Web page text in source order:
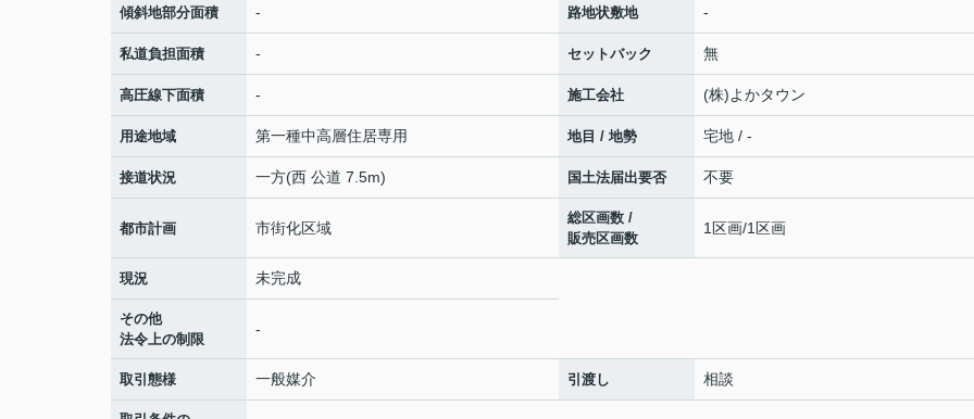
傾斜地部分面積 - 路地状敷地 -
私道負担面積 - セットバック 無
高圧線下面積 - 施工会社 (株)よかタウン
用途地域 第一種中高層住居専用 地目 / 地勢 宅地 / -
接道状況 一方(西 公道 7.5m) 国土法届出要否 不要
都市計画 市街化区域
総区画数 /
販売区画数
1区画/1区画
現況 未完成
その他
法令上の制限
-
取引態様 一般媒介 引渡し 相談